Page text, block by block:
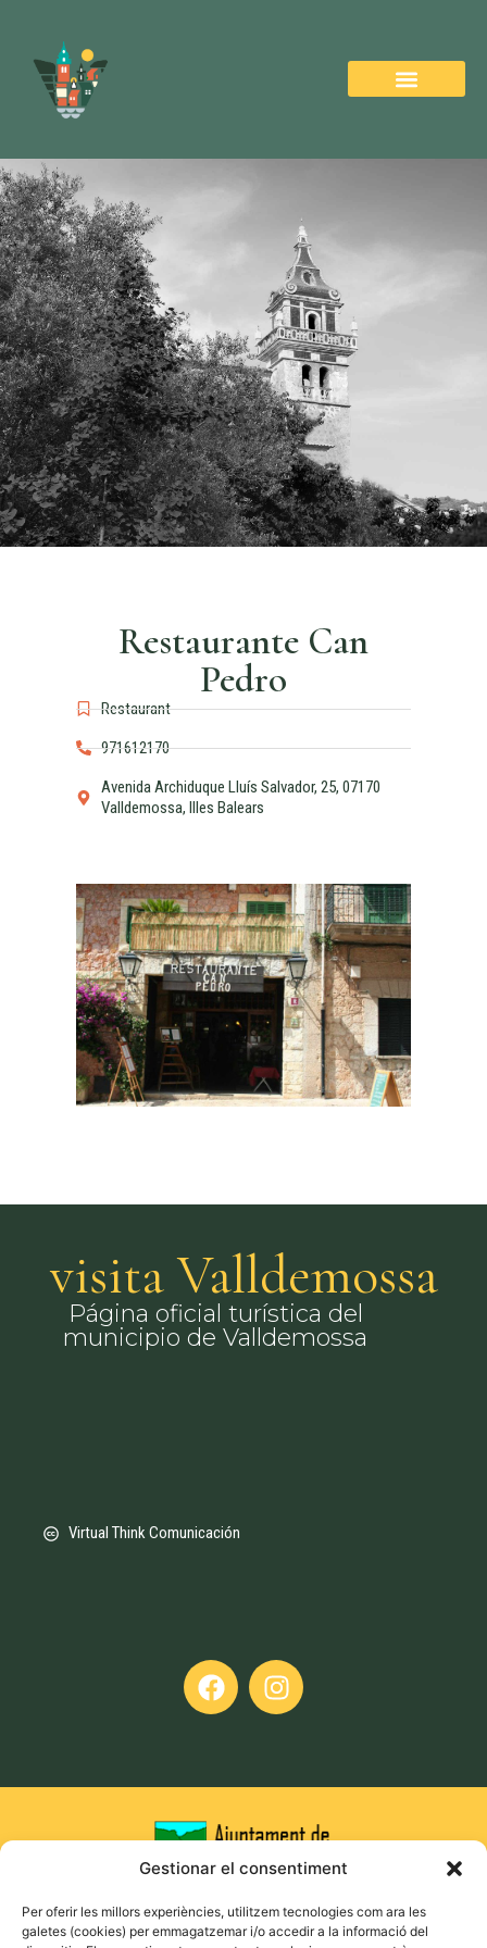
Gestionar el consentiment
Per oferir les millors experiències, utilitzem tecnologies com ara les
galetes (cookies) per emmagatzemar i/o accedir a la informació del
Restaurante Can
Pedro
Restaurant
971612170
Avenida Archiduque Lluís Salvador, 25, 07170
Valldemossa, Illes Balears
visita Valldemossa
Página oficial turística del
municipio de Valldemossa
Virtual Think Comunicación